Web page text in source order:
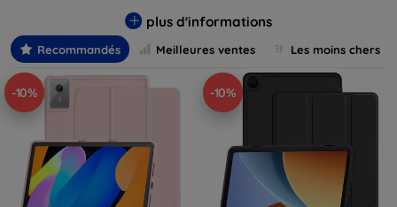
Chaque article est fabriqué avec des matériaux de haute
qualité pour garantir durabilité et élégance, tout en
préservant la sécurité de vos dispositifs électroniques. Que
vous soyez à la recherche d'un support de bureau, de
voiture ou d'un modèle ajustable pour vos loisirs, explorez
nos options pour trouver le support parfait qui s'adapte à
plus d'informations
Recommandés Meilleures ventes Les moins chers
-10% -10%